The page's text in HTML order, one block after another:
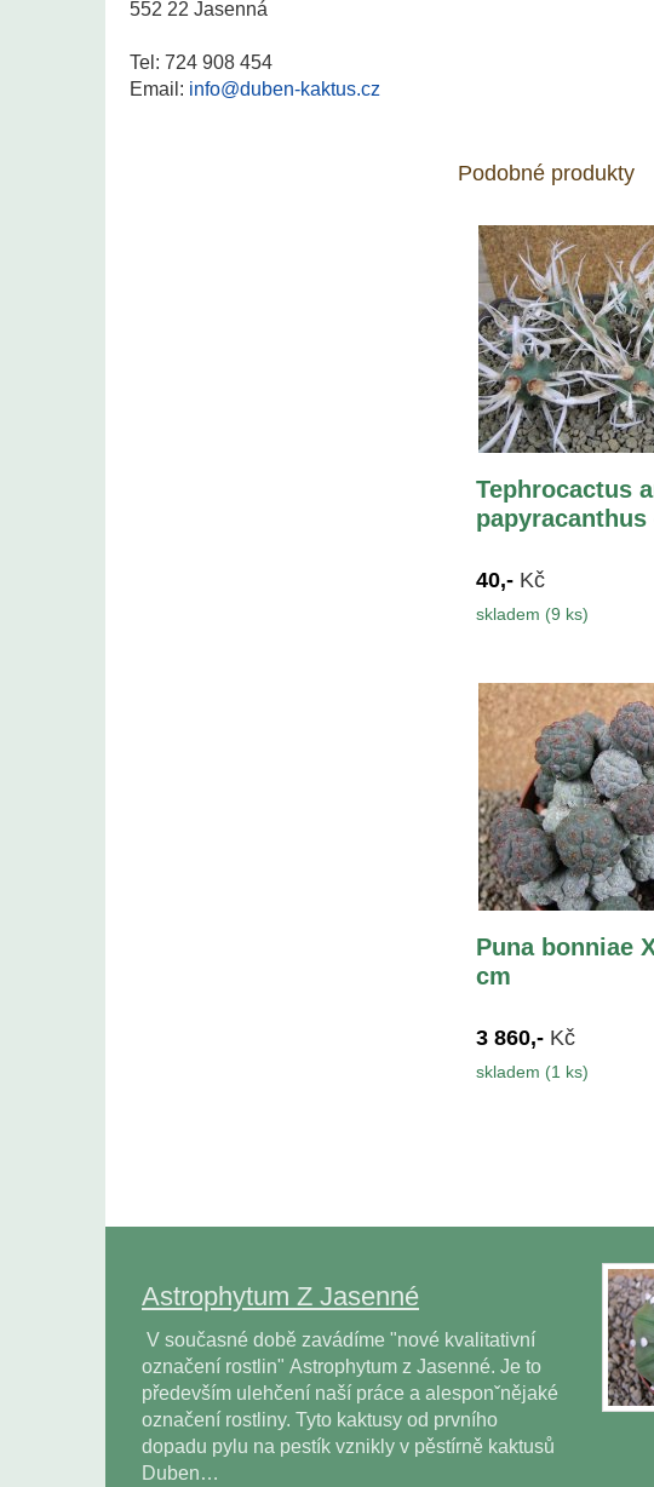
552 22 Jasenná
Tel: 724 908 454
Email: info@duben-kaktus.cz
Podobné produkty
Tephrocactus
40,- Kč
skladem (9 ks)
Puna bonniae
cm
3 860,- Kč
skladem (1 ks)
Astrophytum Z Jasenné
V současné době zavádíme "nové kvalitativní
označení rostlin" Astrophytum z Jasenné. Je to
především ulehčení naší práce a alesponˇnějaké
označení rostliny. Tyto kaktusy od prvního
dopadu pylu na pestík vznikly v pěstírně kaktusů
Duben…